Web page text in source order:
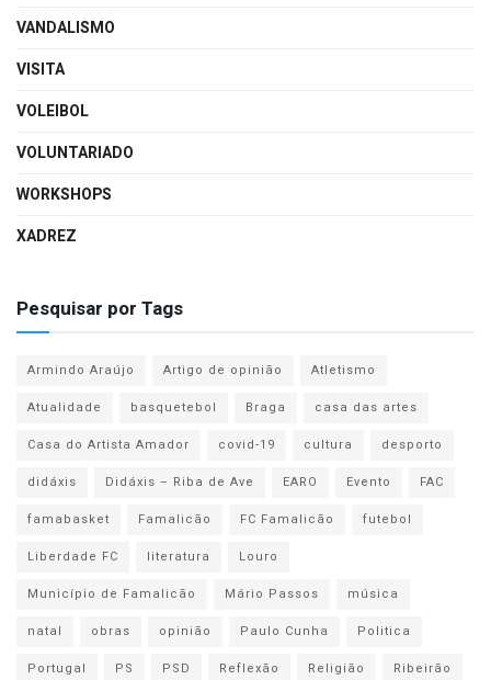
VANDALISMO
VISITA
VOLEIBOL
VOLUNTARIADO
WORKSHOPS
XADREZ
Pesquisar por Tags
Armindo Araújo Artigo de opinião
Atletismo
Atualidade
basquetebol Braga
casa das artes
Casa do Artista Amador
covid-19 cultura
desporto
didáxis
Didáxis – Riba de Ave EARO Evento
FAC
famabasket
Famalicão FC Famalicão
futebol
Liberdade FC
literatura
Louro
Município de Famalicão
Mário Passos
música
natal
obras opinião Paulo Cunha
Politica
Portugal
PS PSD Reflexão Religião
Ribeirão